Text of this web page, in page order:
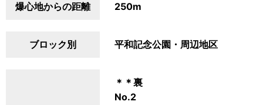
爆心地からの距離 250m
ブロック別 平和記念公園・周辺地区
＊＊裏
No.2